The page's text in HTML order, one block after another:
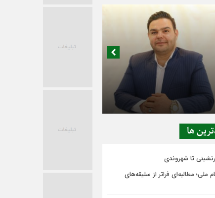
حاشیه تصمیم‌سازی؛ شهر بدون بازار به
ها
تا شهروندی
ملی؛ مطالبه‌ای فراتر از سلیقه‌های